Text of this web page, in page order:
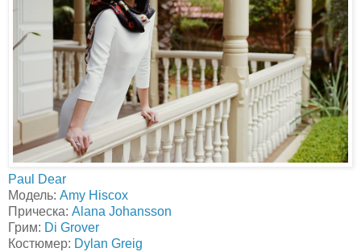
Paul Dear
Модель: Amy Hiscox
Прическа: Alana Johansson
Грим: Di Grover
Костюмер: Dylan Greig